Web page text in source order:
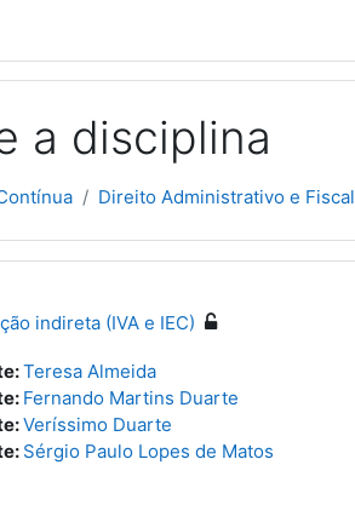
a disciplina
Direito Administrativo e Fiscal
indireta (IVA e IEC)
Teresa Almeida
Fernando Martins Duarte
Veríssimo Duarte
Sérgio Paulo Lopes de Matos